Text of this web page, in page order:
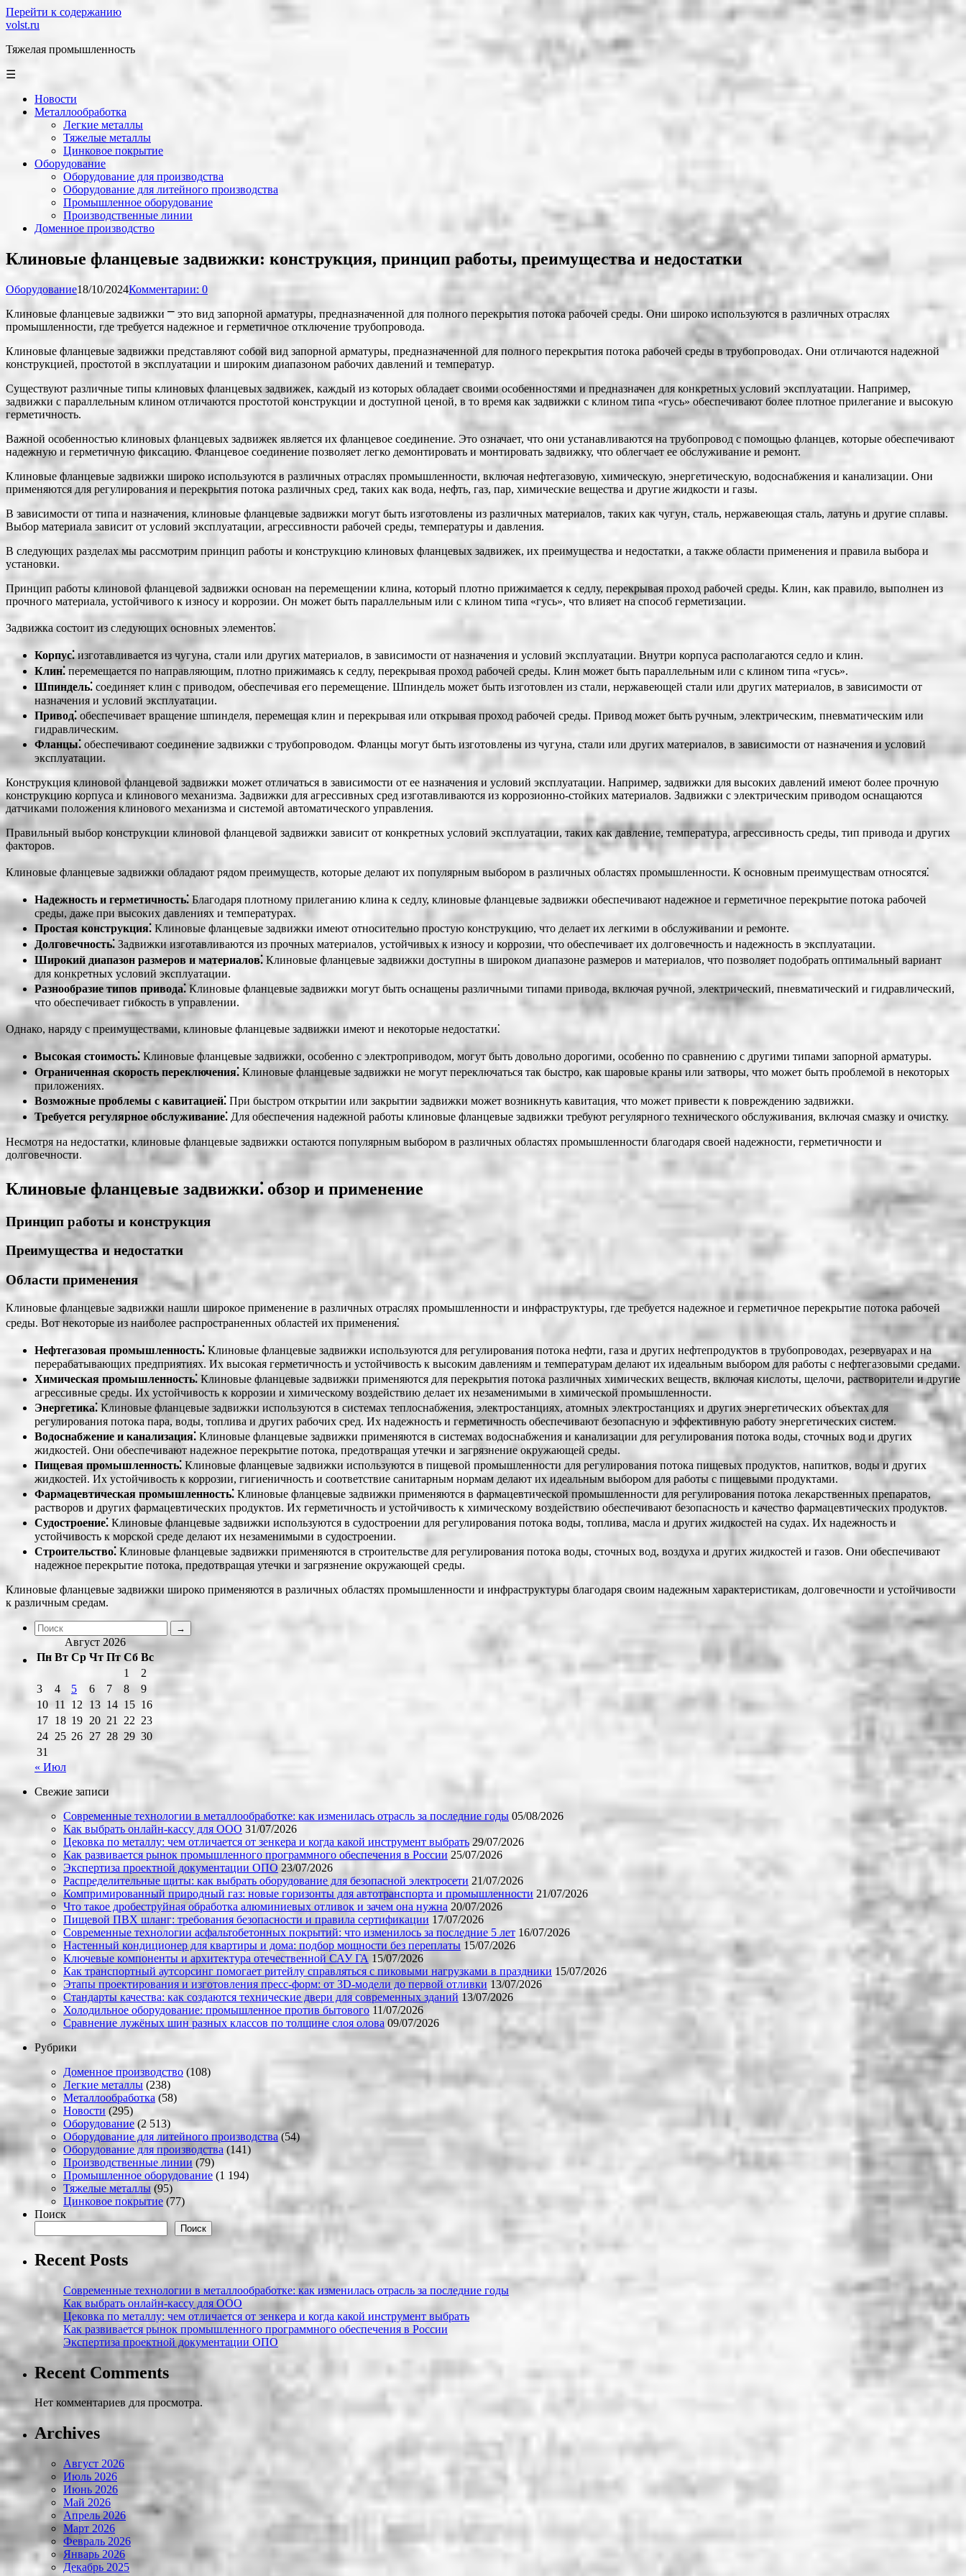
Перейти к содержанию
volst.ru
Тяжелая промышленность
☰
Новости
Металлообработка
Легкие металлы
Тяжелые металлы
Цинковое покрытие
Оборудование
Оборудование для производства
Оборудование для литейного производства
Промышленное оборудование
Производственные линии
Доменное производство
Клиновые фланцевые задвижки: конструкция, принцип работы, преимущества и недостатки
Оборудование18/10/2024Комментарии: 0
Клиновые фланцевые задвижки ⎻ это вид запорной арматуры, предназначенной для полного перекрытия потока рабочей среды. Они широко используются в различных отраслях
промышленности, где требуется надежное и герметичное отключение трубопровода.
Клиновые фланцевые задвижки представляют собой вид запорной арматуры, предназначенной для полного перекрытия потока рабочей среды в трубопроводах. Они отличаются надежной
конструкцией, простотой в эксплуатации и широким диапазоном рабочих давлений и температур.
Существуют различные типы клиновых фланцевых задвижек, каждый из которых обладает своими особенностями и предназначен для конкретных условий эксплуатации. Например,
задвижки с параллельным клином отличаются простотой конструкции и доступной ценой, в то время как задвижки с клином типа «гусь» обеспечивают более плотное прилегание и высокую
герметичность.
Важной особенностью клиновых фланцевых задвижек является их фланцевое соединение. Это означает, что они устанавливаются на трубопровод с помощью фланцев, которые обеспечивают
надежную и герметичную фиксацию. Фланцевое соединение позволяет легко демонтировать и монтировать задвижку, что облегчает ее обслуживание и ремонт.
Клиновые фланцевые задвижки широко используются в различных отраслях промышленности, включая нефтегазовую, химическую, энергетическую, водоснабжения и канализации. Они
применяются для регулирования и перекрытия потока различных сред, таких как вода, нефть, газ, пар, химические вещества и другие жидкости и газы.
В зависимости от типа и назначения, клиновые фланцевые задвижки могут быть изготовлены из различных материалов, таких как чугун, сталь, нержавеющая сталь, латунь и другие сплавы.
Выбор материала зависит от условий эксплуатации, агрессивности рабочей среды, температуры и давления.
В следующих разделах мы рассмотрим принцип работы и конструкцию клиновых фланцевых задвижек, их преимущества и недостатки, а также области применения и правила выбора и
установки.
Принцип работы клиновой фланцевой задвижки основан на перемещении клина, который плотно прижимается к седлу, перекрывая проход рабочей среды. Клин, как правило, выполнен из
прочного материала, устойчивого к износу и коррозии. Он может быть параллельным или с клином типа «гусь», что влияет на способ герметизации.
Задвижка состоит из следующих основных элементов⁚
Корпус⁚изготавливается из чугуна, стали или других материалов, в зависимости от назначения и условий эксплуатации. Внутри корпуса располагаются седло и клин.
Клин⁚перемещается по направляющим, плотно прижимаясь к седлу, перекрывая проход рабочей среды. Клин может быть параллельным или с клином типа «гусь».
Шпиндель⁚ соединяет клин с приводом, обеспечивая его перемещение. Шпиндель может быть изготовлен из стали, нержавеющей стали или других материалов, в зависимости от
назначения и условий эксплуатации.
Привод⁚ обеспечивает вращение шпинделя, перемещая клин и перекрывая или открывая проход рабочей среды. Привод может быть ручным, электрическим, пневматическим или
гидравлическим.
Фланцы⁚ обеспечивают соединение задвижки с трубопроводом. Фланцы могут быть изготовлены из чугуна, стали или других материалов, в зависимости от назначения и условий
эксплуатации.
Конструкция клиновой фланцевой задвижки может отличаться в зависимости от ее назначения и условий эксплуатации. Например, задвижки для высоких давлений имеют более прочную
конструкцию корпуса и клинового механизма. Задвижки для агрессивных сред изготавливаются из коррозионно-стойких материалов. Задвижки с электрическим приводом оснащаются
датчиками положения клинового механизма и системой автоматического управления.
Правильный выбор конструкции клиновой фланцевой задвижки зависит от конкретных условий эксплуатации, таких как давление, температура, агрессивность среды, тип привода и других
факторов.
Клиновые фланцевые задвижки обладают рядом преимуществ, которые делают их популярным выбором в различных областях промышленности. К основным преимуществам относятся⁚
Надежность и герметичность⁚ Благодаря плотному прилеганию клина к седлу, клиновые фланцевые задвижки обеспечивают надежное и герметичное перекрытие потока рабочей
среды, даже при высоких давлениях и температурах.
Простая конструкция⁚ Клиновые фланцевые задвижки имеют относительно простую конструкцию, что делает их легкими в обслуживании и ремонте.
Долговечность⁚ Задвижки изготавливаются из прочных материалов, устойчивых к износу и коррозии, что обеспечивает их долговечность и надежность в эксплуатации.
Широкий диапазон размеров и материалов⁚ Клиновые фланцевые задвижки доступны в широком диапазоне размеров и материалов, что позволяет подобрать оптимальный вариант
для конкретных условий эксплуатации.
Разнообразие типов привода⁚ Клиновые фланцевые задвижки могут быть оснащены различными типами привода, включая ручной, электрический, пневматический и гидравлический,
что обеспечивает гибкость в управлении.
Однако, наряду с преимуществами, клиновые фланцевые задвижки имеют и некоторые недостатки⁚
Высокая стоимость⁚ Клиновые фланцевые задвижки, особенно с электроприводом, могут быть довольно дорогими, особенно по сравнению с другими типами запорной арматуры.
Ограниченная скорость переключения⁚ Клиновые фланцевые задвижки не могут переключаться так быстро, как шаровые краны или затворы, что может быть проблемой в некоторых
приложениях.
Возможные проблемы с кавитацией⁚ При быстром открытии или закрытии задвижки может возникнуть кавитация, что может привести к повреждению задвижки.
Требуется регулярное обслуживание⁚ Для обеспечения надежной работы клиновые фланцевые задвижки требуют регулярного технического обслуживания, включая смазку и очистку.
Несмотря на недостатки, клиновые фланцевые задвижки остаются популярным выбором в различных областях промышленности благодаря своей надежности, герметичности и
долговечности.
Клиновые фланцевые задвижки⁚ обзор и применение
Принцип работы и конструкция
Преимущества и недостатки
Области применения
Клиновые фланцевые задвижки нашли широкое применение в различных отраслях промышленности и инфраструктуры, где требуется надежное и герметичное перекрытие потока рабочей
среды. Вот некоторые из наиболее распространенных областей их применения⁚
Нефтегазовая промышленность⁚ Клиновые фланцевые задвижки используются для регулирования потока нефти, газа и других нефтепродуктов в трубопроводах, резервуарах и на
перерабатывающих предприятиях. Их высокая герметичность и устойчивость к высоким давлениям и температурам делают их идеальным выбором для работы с нефтегазовыми средами.
Химическая промышленность⁚ Клиновые фланцевые задвижки применяются для перекрытия потока различных химических веществ, включая кислоты, щелочи, растворители и другие
агрессивные среды. Их устойчивость к коррозии и химическому воздействию делает их незаменимыми в химической промышленности.
Энергетика⁚ Клиновые фланцевые задвижки используются в системах теплоснабжения, электростанциях, атомных электростанциях и других энергетических объектах для
регулирования потока пара, воды, топлива и других рабочих сред. Их надежность и герметичность обеспечивают безопасную и эффективную работу энергетических систем.
Водоснабжение и канализация⁚ Клиновые фланцевые задвижки применяются в системах водоснабжения и канализации для регулирования потока воды, сточных вод и других
жидкостей. Они обеспечивают надежное перекрытие потока, предотвращая утечки и загрязнение окружающей среды.
Пищевая промышленность⁚ Клиновые фланцевые задвижки используются в пищевой промышленности для регулирования потока пищевых продуктов, напитков, воды и других
жидкостей. Их устойчивость к коррозии, гигиеничность и соответствие санитарным нормам делают их идеальным выбором для работы с пищевыми продуктами.
Фармацевтическая промышленность⁚ Клиновые фланцевые задвижки применяются в фармацевтической промышленности для регулирования потока лекарственных препаратов,
растворов и других фармацевтических продуктов. Их герметичность и устойчивость к химическому воздействию обеспечивают безопасность и качество фармацевтических продуктов.
Судостроение⁚ Клиновые фланцевые задвижки используются в судостроении для регулирования потока воды, топлива, масла и других жидкостей на судах. Их надежность и
устойчивость к морской среде делают их незаменимыми в судостроении.
Строительство⁚ Клиновые фланцевые задвижки применяются в строительстве для регулирования потока воды, сточных вод, воздуха и других жидкостей и газов. Они обеспечивают
надежное перекрытие потока, предотвращая утечки и загрязнение окружающей среды.
Клиновые фланцевые задвижки широко применяются в различных областях промышленности и инфраструктуры благодаря своим надежным характеристикам, долговечности и устойчивости
к различным средам.
Август 2026
Пн Вт Ср Чт Пт Сб Вс
1
2
3
4 5 6 7 8
9
10 11 12 13 14 15 16
17 18 19 20 21 22 23
24 25 26 27 28 29 30
31
« Июл
Свежие записи
Современные технологии в металлообработке: как изменилась отрасль за последние годы 05/08/2026
Как выбрать онлайн-кассу для ООО 31/07/2026
Цековка по металлу: чем отличается от зенкера и когда какой инструмент выбрать 29/07/2026
Как развивается рынок промышленного программного обеспечения в России 25/07/2026
Экспертиза проектной документации ОПО 23/07/2026
Распределительные щиты: как выбрать оборудование для безопасной электросети 21/07/2026
Компримированный природный газ: новые горизонты для автотранспорта и промышленности 21/07/2026
Что такое дробеструйная обработка алюминиевых отливок и зачем она нужна 20/07/2026
Пищевой ПВХ шланг: требования безопасности и правила сертификации 17/07/2026
Современные технологии асфальтобетонных покрытий: что изменилось за последние 5 лет 16/07/2026
Настенный кондиционер для квартиры и дома: подбор мощности без переплаты 15/07/2026
Ключевые компоненты и архитектура отечественной САУ ГА 15/07/2026
Как транспортный аутсорсинг помогает ритейлу справляться с пиковыми нагрузками в праздники 15/07/2026
Этапы проектирования и изготовления пресс-форм: от 3D-модели до первой отливки 13/07/2026
Стандарты качества: как создаются технические двери для современных зданий 13/07/2026
Холодильное оборудование: промышленное против бытового 11/07/2026
Сравнение лужёных шин разных классов по толщине слоя олова 09/07/2026
Рубрики
Доменное производство (108)
Легкие металлы (238)
Металлообработка (58)
Новости (295)
Оборудование (2 513)
Оборудование для литейного производства (54)
Оборудование для производства (141)
Производственные линии (79)
Промышленное оборудование (1 194)
Тяжелые металлы (95)
Цинковое покрытие (77)
Поиск
Поиск
Recent Posts
Современные технологии в металлообработке: как изменилась отрасль за последние годы
Как выбрать онлайн-кассу для ООО
Цековка по металлу: чем отличается от зенкера и когда какой инструмент выбрать
Как развивается рынок промышленного программного обеспечения в России
Экспертиза проектной документации ОПО
Recent Comments
Нет комментариев для просмотра.
Archives
Август 2026
Июль 2026
Июнь 2026
Май 2026
Апрель 2026
Март 2026
Февраль 2026
Январь 2026
Декабрь 2025